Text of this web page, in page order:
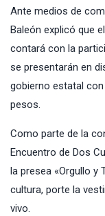
Ante medios de
Baleón explicó que
contará con la
se presentarán en
gobierno estatal
pesos.
Como parte de la
Encuentro de Dos
la presea «Orgullo
cultura, porte la
vivo.